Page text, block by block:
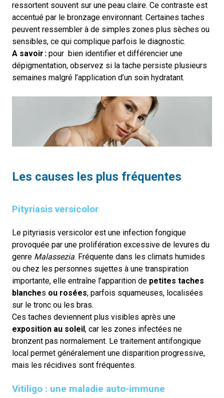
ressortent souvent sur une peau claire. Ce contraste est
accentué par le bronzage environnant. Certaines taches
peuvent ressembler à de simples zones plus sèches ou
sensibles, ce qui complique parfois le diagnostic.
A savoir : pour bien identifier et différencier une
dépigmentation, observez si la tache persiste plusieurs
semaines malgré l’application d’un soin hydratant.
Les causes les plus fréquentes
Pityriasis versicolor
Le pityriasis versicolor est une infection fongique
provoquée par une prolifération excessive de levures du
genre Malassezia. Fréquente dans les climats humides
ou chez les personnes sujettes à une transpiration
importante, elle entraîne l’apparition de petites taches
blanches ou rosées, parfois squameuses, localisées
sur le tronc ou les bras.
Ces taches deviennent plus visibles après une
exposition au soleil, car les zones infectées ne
bronzent pas normalement. Le traitement antifongique
local permet généralement une disparition progressive,
mais les récidives sont fréquentes.
Vitiligo : une maladie auto-immune